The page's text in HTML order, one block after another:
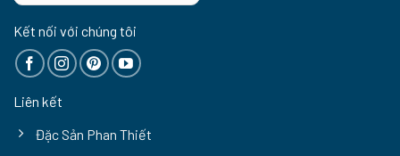
Kết nối với chúng tôi
Liên kết
Đặc Sản Phan Thiết